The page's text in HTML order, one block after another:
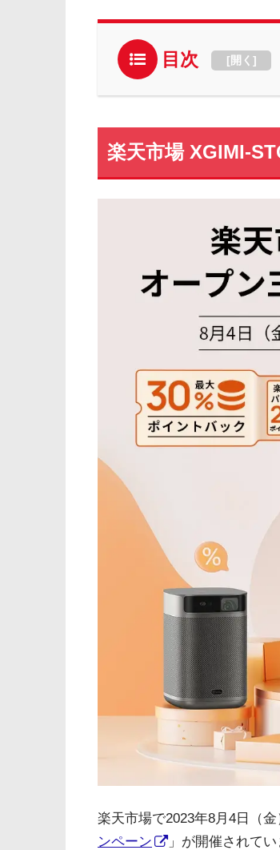
目次 [開く ]
楽天市場 XGIMI-
楽天市場で2023年8月4日（金
ンペーン
」が開催されてい